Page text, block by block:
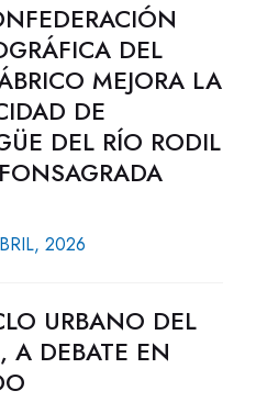
DEL
MEJORA LA
DE
DEL RÍO RODIL
2026
URBANO DEL
A DEBATE EN